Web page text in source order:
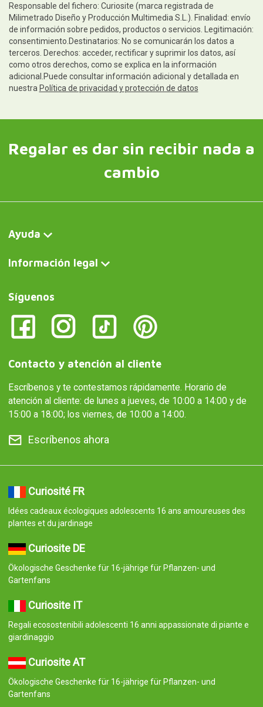
Responsable del fichero: Curiosite (marca registrada de
Milimetrado Diseño y Producción Multimedia S.L.). Finalidad: envío
de información sobre pedidos, productos o servicios. Legitimación:
consentimiento.Destinatarios: No se comunicarán los datos a
terceros. Derechos: acceder, rectificar y suprimir los datos, así
como otros derechos, como se explica en la información
adicional.Puede consultar información adicional y detallada en
nuestra Política de privacidad y protección de datos
Regalar es dar sin recibir nada a
cambio
Ayuda
Información legal
Síguenos
Contacto y atención al cliente
Escríbenos y te contestamos rápidamente. Horario de
atención al cliente: de lunes a jueves, de 10:00 a 14:00 y de
15:00 a 18:00; los viernes, de 10:00 a 14:00.
Escríbenos ahora
Curiosité FR
Idées cadeaux écologiques adolescents 16 ans amoureuses des
plantes et du jardinage
Curiosite DE
Ökologische Geschenke für 16-jährige für Pflanzen- und
Gartenfans
Curiosite IT
Regali ecosostenibili adolescenti 16 anni appassionate di piante e
giardinaggio
Curiosite AT
Ökologische Geschenke für 16-jährige für Pflanzen- und
Gartenfans